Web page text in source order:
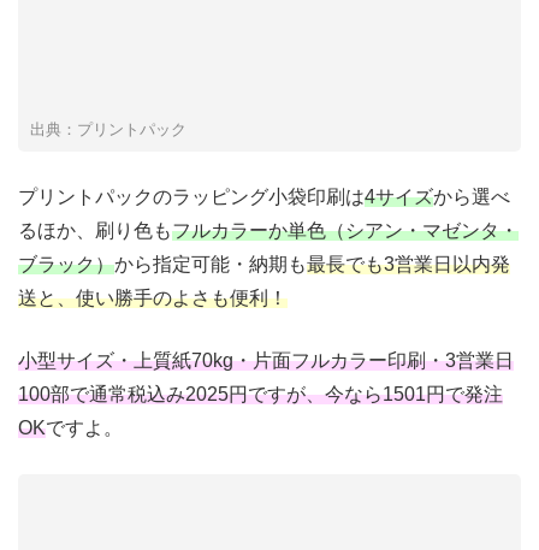
出典：プリントパック
プリントパックのラッピング小袋印刷は4サイズから選べ
るほか、刷り色もフルカラーか単色（シアン・マゼンタ・
ブラック）から指定可能・納期も最長でも3営業日以内発
送と、使い勝手のよさも便利！
小型サイズ・上質紙70kg・片面フルカラー印刷・3営業日
100部で通常税込み2025円ですが、今なら1501円で発注
OKですよ。